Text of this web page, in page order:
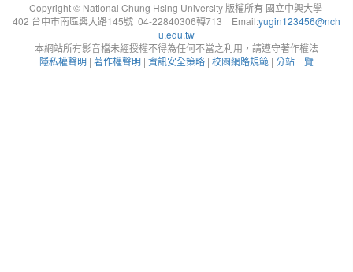
Copyright © National Chung Hsing University 版權所有 國立中興大學
402 台中市南區興大路145號 04-22840306轉713 Email:yugin123456@nch
u.edu.tw
本網站所有影音檔未經授權不得為任何不當之利用，請遵守著作權法
隱私權聲明 | 著作權聲明 | 資訊安全策略 | 校園網路規範 | 分站一覽